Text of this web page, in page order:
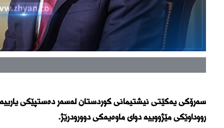
رووداوێکی مێژووییە دوای ماوەیەکی دوورودرێژ.